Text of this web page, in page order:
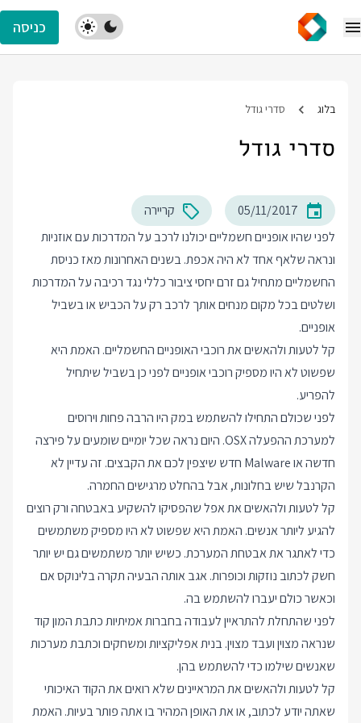
כניסה
בלוג סדרי גודל
סדרי גודל
05/11/2017
קריירה
לפני שהיו אופניים חשמליים יכולנו לרכב על המדרכות עם אוזניות
ונראה שלאף אחד לא היה אכפת. בשנים האחרונות מאז כניסת
החשמליים מתחיל גם זרם יחסי ציבור כללי נגד רכיבה על המדרכות
ושלטים בכל מקום מנחים אותך לרכב רק על הכביש או בשביל
אופניים.
קל לטעות ולהאשים את רוכבי האופניים החשמליים. האמת היא
שפשוט לא היו מספיק רוכבי אופניים לפני כן בשביל שיתחיל
להפריע.
לפני שכולם התחילו להשתמש במק היו הרבה פחות וירוסים
למערכת ההפעלה OSX. היום נראה שכל יומיים שומעים על פירצה
חדשה או Malware חדש שיצפין לכם את הקבצים. זה עדיין לא
הקרנבל שיש בחלונות, אבל בהחלט מרגישים החמרה.
קל לטעות ולהאשים את אפל שהפסיקו להשקיע באבטחה ורק רוצים
להגיע ליותר אנשים. האמת היא שפשוט לא היו מספיק משתמשים
כדי לאתגר את אבטחת המערכת. כשיש יותר משתמשים גם יש יותר
חשק לכתוב נוזקות וכופרות. אגב אותה הבעיה תקרה בלינוקס אם
וכאשר כולם יעברו להשתמש בה.
לפני שהתחלת להתראיין לעבודה בחברות אמיתיות כתבת המון קוד
שנראה מצוין ועבד מצוין. בנית אפליקציות ומשחקים וכתבת מערכות
שאנשים שילמו כדי להשתמש בהן.
קל לטעות ולהאשים את המראיינים שלא רואים את הקוד האיכותי
שאתה יודע לכתוב, או את האופן המהיר בו אתה פותר בעיות. האמת